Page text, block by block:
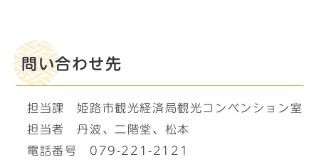
問い合わせ先
担当課 姫路市観光経済局観光コンベンション室
担当者 丹波、二階堂、松本
電話番号 079-221-2121